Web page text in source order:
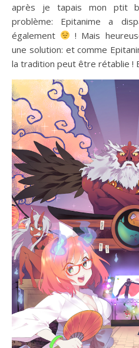
après je tapais mon ptit
problème: Epitanime a
également
! Mais
une solution: et comme
la tradition peut être rétablie !